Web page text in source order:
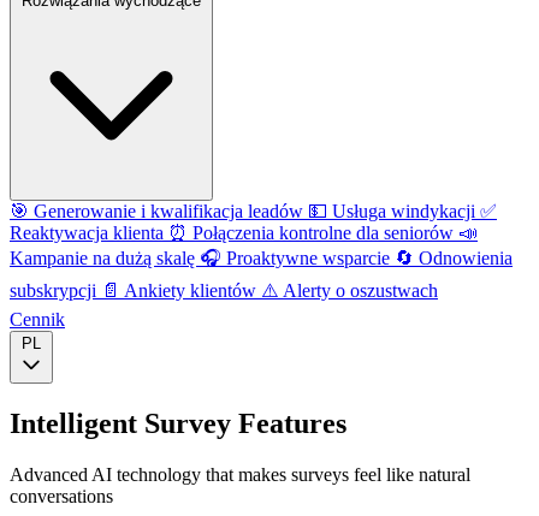
🎯 Generowanie i kwalifikacja leadów 💵 Usługa windykacji ✅
Reaktywacja klienta ⏰ Połączenia kontrolne dla seniorów 📣
Kampanie na dużą skalę 🎧 Proaktywne wsparcie 🔄 Odnowienia
subskrypcji 📄 Ankiety klientów ⚠️ Alerty o oszustwach
Cennik
PL
Intelligent Survey Features
Advanced AI technology that makes surveys feel like natural
conversations